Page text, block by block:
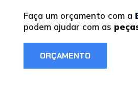
Faça um orçamento com a
podem ajudar com as
ORÇAMENTO